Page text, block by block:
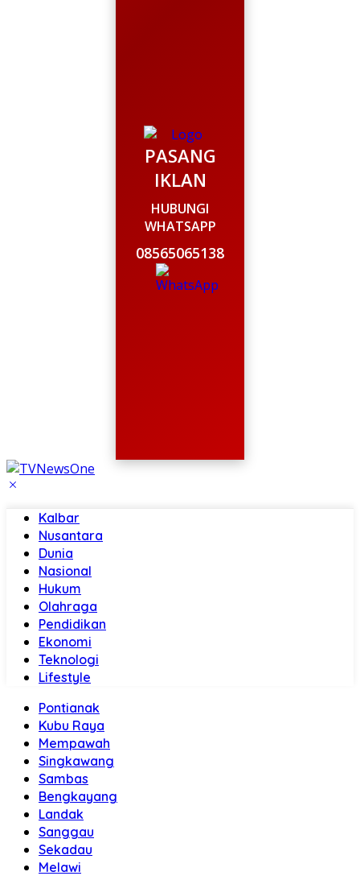
PASANG
IKLAN
HUBUNGI
WHATSAPP
08565065138
Kalbar
Nusantara
Dunia
Nasional
Hukum
Olahraga
Pendidikan
Ekonomi
Teknologi
Lifestyle
Pontianak
Kubu Raya
Mempawah
Singkawang
Sambas
Bengkayang
Landak
Sanggau
Sekadau
Melawi